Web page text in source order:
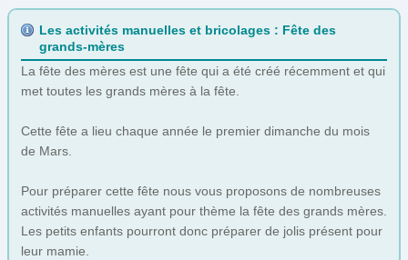
1er Mai(7)
Automne (5)
Epiphanie(4)
Été (0)
Fête des grands-mères (33)
Fête des Mères(37)
Fête des pères
Les activités manuelles et bricolages : Fête des
grands-mères
La fête des mères est une fête qui a été créé récemment et qui
met toutes les grands mères à la fête.
Cette fête a lieu chaque année le premier dimanche du mois
de Mars.
Pour préparer cette fête nous vous proposons de nombreuses
activités manuelles ayant pour thème la fête des grands mères.
Les petits enfants pourront donc préparer de jolis présent pour
leur mamie.